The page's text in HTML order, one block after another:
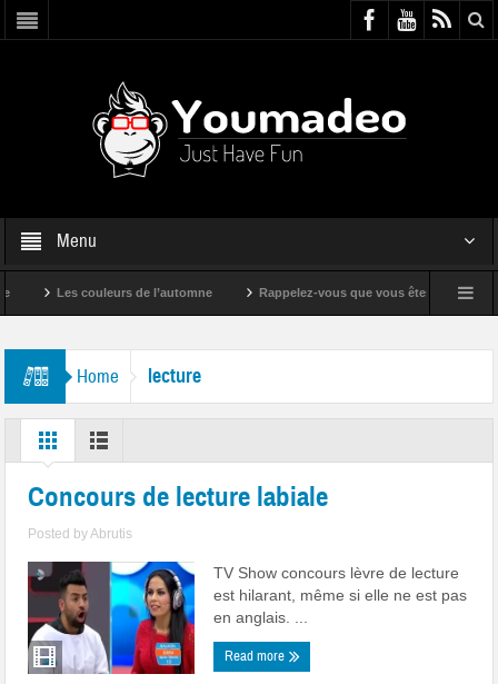
Menu
Les couleurs de l’automne Rappelez-vous que vous êtes super !
Home lecture
Concours de lecture labiale
Posted byAbrutis
TV Show concours lèvre de lecture
est hilarant, même si elle ne est pas
en anglais. ...
Read more